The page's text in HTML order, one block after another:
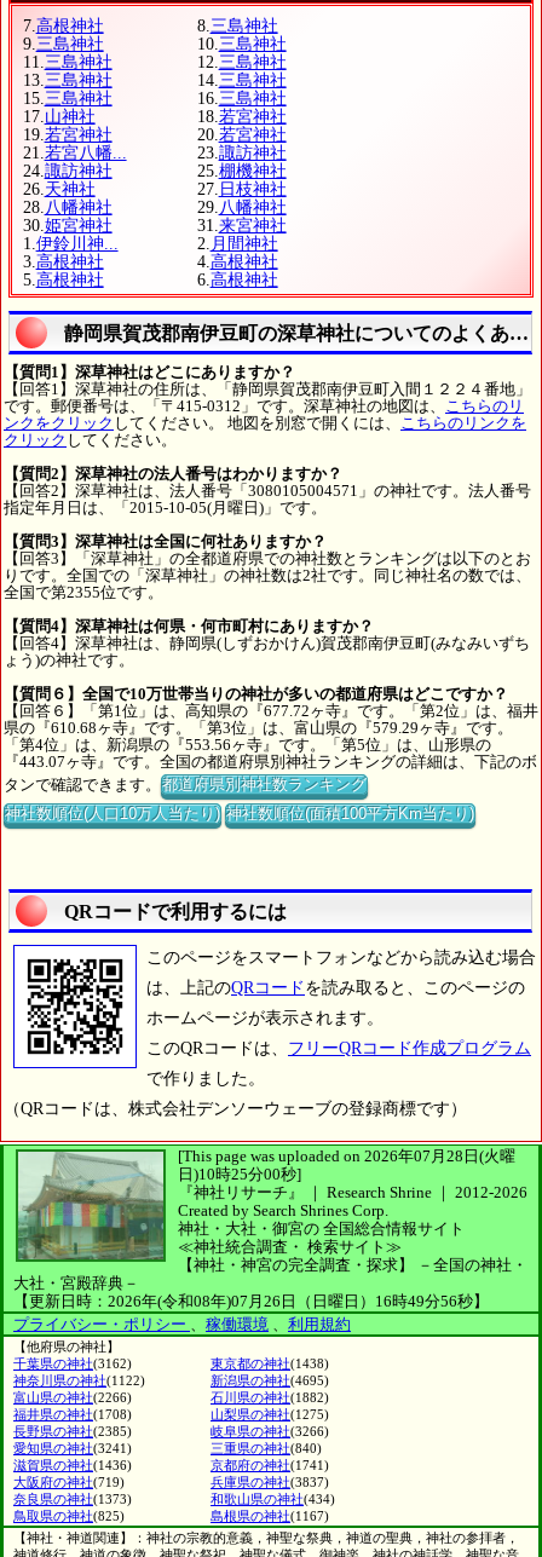
7. 高根神社 8. 三島神社
9. 三島神社 10. 三島神社
11. 三島神社 12. 三島神社
13. 三島神社 14. 三島神社
15. 三島神社 16. 三島神社
17. 山神社 18. 若宮神社
19. 若宮神社 20. 若宮神社
21. 若宮八幡... 23. 諏訪神社
24. 諏訪神社 25. 棚機神社
26. 天神社 27. 日枝神社
28. 八幡神社 29. 八幡神社
30. 姫宮神社 31. 来宮神社
1. 伊鈴川神... 2. 月間神社
3. 高根神社 4. 高根神社
5. 高根神社 6. 高根神社
静岡県賀茂郡南伊豆町の深草神社についてのよくある
【質問1】深草神社はどこにありますか？
【回答1】深草神社の住所は、「静岡県賀茂郡南伊豆町入間１２２４番地」
です。郵便番号は、「〒415-0312」です。深草神社の地図は、
こちらのリ
ンクをクリック してください。 地図を別窓で開くには、
こちらのリンクを
クリック してください。
【質問2】深草神社の法人番号はわかりますか？
【回答2】深草神社は、法人番号「3080105004571」の神社です。法人番号
指定年月日は、「2015-10-05(月曜日)」です。
【質問3】深草神社は全国に何社ありますか？
【回答3】「深草神社」の全都道府県での神社数とランキングは以下のとお
りです。全国での「深草神社」の神社数は2社です。同じ神社名の数では、
全国で第2355位です。
【質問4】深草神社は何県・何市町村にありますか？
【回答4】深草神社は、静岡県(しずおかけん)賀茂郡南伊豆町(みなみいずち
ょう)の神社です。
【質問６】全国で10万世帯当りの神社が多いの都道府県はどこですか？
【回答６】「第1位」は、高知県の『677.72ヶ寺』です。「第2位」は、福井
県の『610.68ヶ寺』です。「第3位」は、富山県の『579.29ヶ寺』です。
「第4位」は、新潟県の『553.56ヶ寺』です。「第5位」は、山形県の
『443.07ヶ寺』です。全国の都道府県別神社ランキングの詳細は、下記のボ
タンで確認できます。都道府県別神社数ランキング
神社数順位(人口10万人当たり) 神社数順位(面積100平方Km当たり)
QRコードで利用するには
このページをスマートフォンなどから読み込む場合
は、上記のQRコード を読み取ると、このページの
ホームページが表示されます。
このQRコードは、 フリーQRコード作成プログラム
で作りました。
（QRコードは、株式会社デンソーウェーブの登録商標です）
[This page was uploaded on 2026年07月28日(火曜
日)10時25分00秒]
『神社リサーチ』 ｜ Research Shrine ｜ 2012-2026
Created by Search Shrines Corp.
神社・大社・御宮の 全国総合情報サイト
≪神社統合調査・ 検索サイト≫
【神社・神宮の完全調査・探求】
－全国の神社・
大社・宮殿辞典－
【更新日時：2026年(令和08年)07月26日（日曜日）16時49分56秒】
プライバシー・ポリシー
稼働環境 利用規約
【他府県の神社】
千葉県の神社(3162) 東京都の神社(1438)
神奈川県の神社(1122) 新潟県の神社(4695)
富山県の神社(2266) 石川県の神社(1882)
福井県の神社(1708) 山梨県の神社(1275)
長野県の神社(2385) 岐阜県の神社(3266)
愛知県の神社(3241) 三重県の神社(840)
滋賀県の神社(1436) 京都府の神社(1741)
大阪府の神社(719) 兵庫県の神社(3837)
奈良県の神社(1373) 和歌山県の神社(434)
鳥取県の神社(825) 島根県の神社(1167)
【神社・神道関連】：神社の宗教的意義，神聖な祭典，神道の聖典，神社の参拝者，